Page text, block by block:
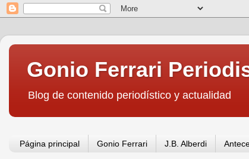
Gonio Ferrari
Blog de contenido periodístico y actualidad
Página principal Gonio Ferrari J.B. Alberdi